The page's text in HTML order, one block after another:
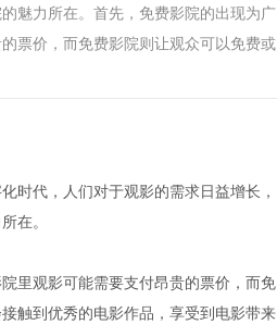
魅力所在。首先，免费影院的出现为广
票价，而免费影院则让观众可以免费或
时代，人们对于观影的需求日益增长，
在。
里观影可能需要支付昂贵的票价，而免
触到优秀的电影作品，享受到电影带来